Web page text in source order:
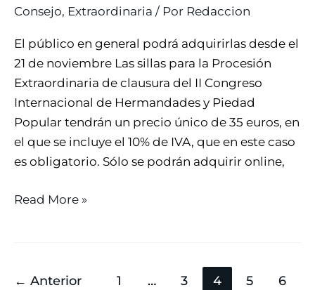
Consejo, Extraordinaria / Por Redaccion
El público en general podrá adquirirlas desde el
21 de noviembre Las sillas para la Procesión
Extraordinaria de clausura del II Congreso
Internacional de Hermandades y Piedad
Popular tendrán un precio único de 35 euros, en
el que se incluye el 10% de IVA, que en este caso
es obligatorio. Sólo se podrán adquirir online,
35
Read More »
← Anterior 1 … 3 4 5
6